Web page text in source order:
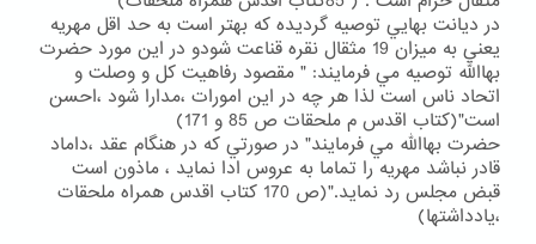
در ديانت بهايي توصيه گرديده كه بهتر است به حد اقل مهريه
يعني به ميزان 19 مثقال نقره قناعت شودو در اين مورد حضرت
بهاالله توصيه مي فرمايند: " مقصود رفاهيت كل و وصلت و
اتحاد ناس است لذا هر چه در اين امورات ،مدارا شود ،احسن
است"(كتاب اقدس م ملحقات ص 85 و 171)
حضرت بهاالله مي فرمايند" در صورتي كه در هنگام عقد ،داماد
قادر نباشد مهريه را تماما به عروس ادا نمايد ، ماذون است
قبض مجلس رد نمايد."(ص 170 كتاب اقدس همراه ملحقات
،يادداشتها)